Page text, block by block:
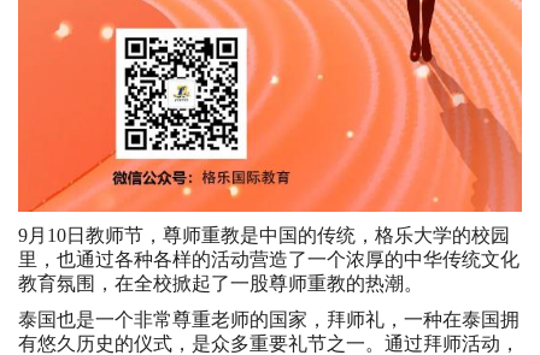
9月10日教师节，尊师重教是中国的传统，格乐大学的校园
里，也通过各种各样的活动营造了一个浓厚的中华传统文化
教育氛围，在全校掀起了一股尊师重教的热潮。
泰国也是一个非常尊重老师的国家，拜师礼，一种在泰国拥
有悠久历史的仪式，是众多重要礼节之一。通过拜师活动，